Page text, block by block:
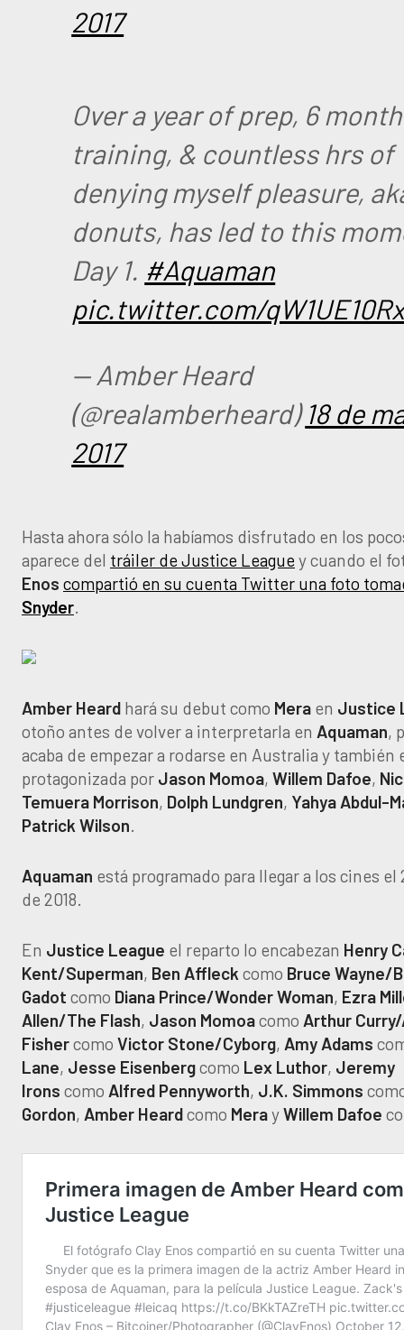
2017
Over a year of prep, 6
training, & countless hrs of
denying myself pleasure,
donuts, has led to this
Day 1. #Aquaman
pic.twitter.com/
— Amber Heard
(@realamberheard) 18 de
2017
Hasta ahora sólo la habíamos disfrutado en los
aparece del tráiler de Justice League y cuando el
Enos compartió en su cuenta Twitter una foto
Snyder.
Amber Heard hará su debut como Mera en Justice
otoño antes de volver a interpretarla en Aquaman,
acaba de empezar a rodarse en Australia y también
protagonizada por Jason Momoa, Willem Dafoe,
Temuera Morrison, Dolph Lundgren, Yahya Abdul-
Patrick Wilson.
Aquaman está programado para llegar a los cines el
de 2018.
En Justice League el reparto lo encabezan Henry
Kent/Superman, Ben Affleck como Bruce Wayne/
Gadot como Diana Prince/Wonder Woman, Ezra
Allen/The Flash, Jason Momoacomo Arthur
Fishercomo Victor Stone/Cyborg, Amy Adams
Lane, Jesse Eisenbergcomo Lex Luthor, Jeremy
Irons como Alfred Pennyworth, J.K. Simmons
Gordon, Amber Heardcomo MerayWillem Dafoe